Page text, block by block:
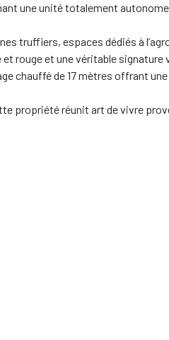
une unité totalement
truffiers, espaces dédiés à
rouge et une véritable signature
de 17 mètres offrant une
propriété réunit art de vivre